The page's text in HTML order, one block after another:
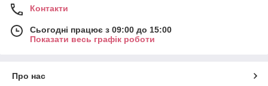
Контакти
Сьогодні працює з 09:00 до 15:00
Показати весь графік роботи
Про нас